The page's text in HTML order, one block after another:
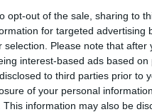
opt-out of the sale, sharing to
for targeted advertising
selection. Please note that
interest-based ads based
to third parties prior to
of your personal
This information may also be
«Ι. Καποδίστριας»,
δεν πραγματοποιήθηκαν